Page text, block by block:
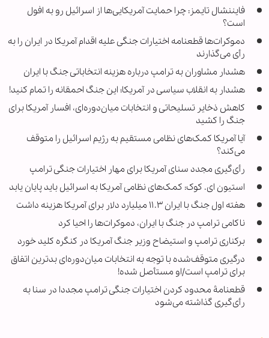
فایننشال تایمز: چرا حمایت آمریکایی‌ها از اسرائیل رو به افول
است؟
دموکرات‌ها قطعنامه اختیارات جنگی علیه اقدام آمریکا در ایران را به
رأی می‌گذارند
هشدار مشاوران به ترامپ درباره هزینه انتخاباتی جنگ با ایران
هشدار به انقلاب سیاسی در آمریکا؛ این جنگ احمقانه را تمام کنید!
کاهش ذخایر تسلیحاتی و انتخابات میان‌دوره‌ای، افسار آمریکا برای
جنگ را کشید
آیا آمریکا کمک‌های نظامی مستقیم به رژیم اسرائیل را متوقف
می‌کند؟
رأی‌گیری مجدد سنای آمریکا برای مهار اختیارات جنگی ترامپ
استیون ای. کوک: کمک‌های نظامی آمریکا به اسرائیل باید پایان یابد
هفته اول جنگ با ایران ۱۱.۳ میلیارد دلار برای آمریکا هزینه داشت
ناکامی ترامپ در جنگ با ایران، دموکرات‌ها را احیا کرد
برکناری ترامپ و استیضاح وزیر جنگ آمریکا در کنگره کلید خورد
درگیری متوقف‌شده با توجه به انتخابات میان‌دوره‌ای بدترین اتفاق
برای ترامپ است/او مستأصل شده!
قطعنامۀ محدود کردن اختیارات جنگی ترامپ مجددا در سنا به‌
رأی‌گیری گذاشته می‌شود